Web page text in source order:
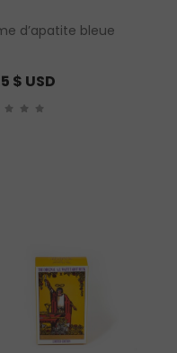
d’apatite bleue
$ USD